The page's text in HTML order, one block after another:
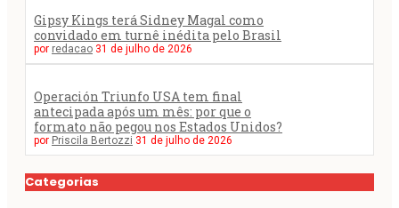
Gipsy Kings terá Sidney Magal como
convidado em turnê inédita pelo Brasil
por redacao 31 de julho de 2026
Operación Triunfo USA tem final
antecipada após um mês: por que o
formato não pegou nos Estados Unidos?
por Priscila Bertozzi 31 de julho de 2026
Categorias